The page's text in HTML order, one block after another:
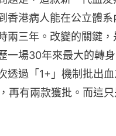
香港病人能在公立體
兩三年。改變的關鍵
一場30年來最大的轉
透過「1+」機制批出血
再有兩款獲批。而這